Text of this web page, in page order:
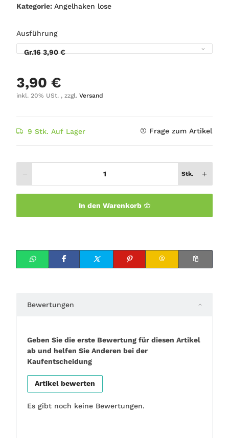
Kategorie: Angelhaken lose
Ausführung
Gr.16 3,90 €
3,90 €
inkl. 20% USt. , zzgl. Versand
9 Stk. Auf Lager Frage zum Artikel
Stk.
In den Warenkorb
Bewertungen
Geben Sie die erste Bewertung für diesen Artikel
ab und helfen Sie Anderen bei der
Kaufentscheidung
Artikel bewerten
Es gibt noch keine Bewertungen.